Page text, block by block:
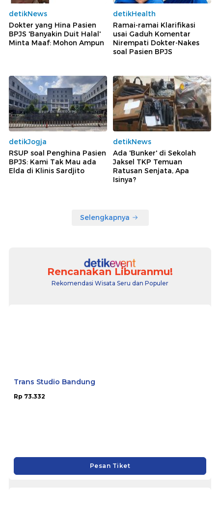
detikNews
Dokter yang Hina Pasien
BPJS 'Banyakin Duit Halal'
Minta Maaf: Mohon Ampun
detikHealth
Ramai-ramai Klarifikasi
usai Gaduh Komentar
Nirempati Dokter-Nakes
soal Pasien BPJS
detikJogja
RSUP soal Penghina Pasien
BPJS: Kami Tak Mau ada
Elda di Klinis Sardjito
detikNews
Ada 'Bunker' di Sekolah
Jaksel TKP Temuan
Ratusan Senjata, Apa
Isinya?
Selengkapnya
Rencanakan Liburanmu!
Rekomendasi Wisata Seru dan Populer
Pesan Tiket